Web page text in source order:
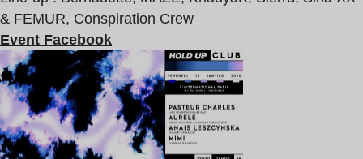
& FEMUR, Conspiration Crew
Event Facebook